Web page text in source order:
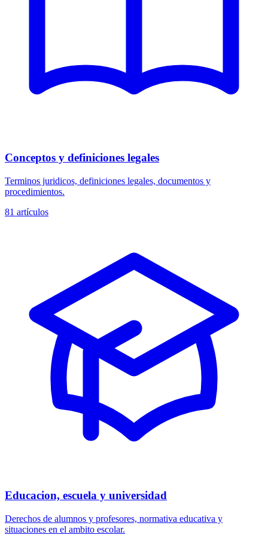
Conceptos y definiciones legales
Terminos juridicos, definiciones legales, documentos y
procedimientos.
81 artículos
Educacion, escuela y universidad
Derechos de alumnos y profesores, normativa educativa y
situaciones en el ambito escolar.